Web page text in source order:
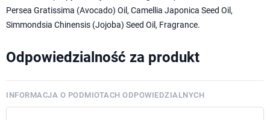
Persea Gratissima (Avocado) Oil, Camellia Japonica Seed Oil,
Simmondsia Chinensis (Jojoba) Seed Oil, Fragrance.
Odpowiedzialność za produkt
INFORMACJA O PODMIOTACH ODPOWIEDZIALNYCH